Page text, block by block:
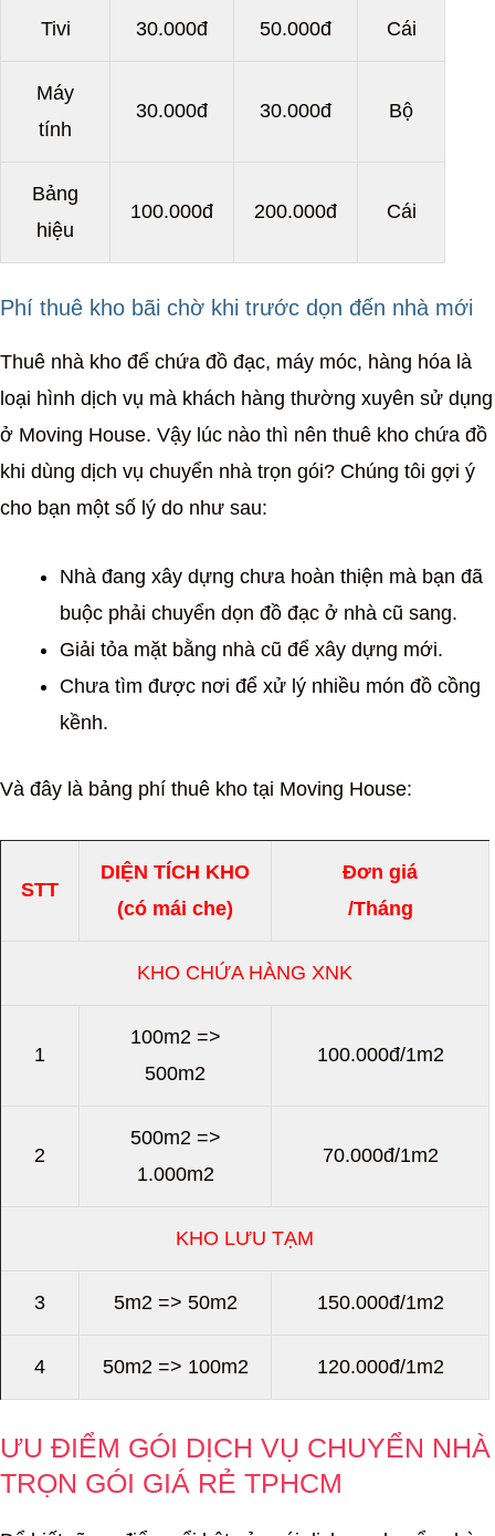
Tivi 30.000đ 50.000đ Cái
Máy
tính
30.000đ 30.000đ Bộ
Bảng
hiệu
100.000đ 200.000đ Cái
Phí thuê kho bãi chờ khi trước dọn đến nhà mới
Thuê nhà kho để chứa đồ đạc, máy móc, hàng hóa là
loại hình dịch vụ mà khách hàng thường xuyên sử dụng
ở Moving House. Vậy lúc nào thì nên thuê kho chứa đồ
khi dùng dịch vụ chuyển nhà trọn gói? Chúng tôi gợi ý
cho bạn một số lý do như sau:
Nhà đang xây dựng chưa hoàn thiện mà bạn đã
buộc phải chuyển dọn đồ đạc ở nhà cũ sang.
Giải tỏa mặt bằng nhà cũ để xây dựng mới.
Chưa tìm được nơi để xử lý nhiều món đồ cồng
kềnh.
Và đây là bảng phí thuê kho tại Moving House:
STT
DIỆN TÍCH KHO
(có mái che)
Đơn giá
/Tháng
KHO CHỨA HÀNG XNK
1
100m2 =>
500m2
100.000đ/1m2
2
500m2 =>
1.000m2
70.000đ/1m2
KHO LƯU TẠM
3 5m2 => 50m2 150.000đ/1m2
4 50m2 => 100m2 120.000đ/1m2
ƯU ĐIỂM GÓI DỊCH VỤ CHUYỂN NHÀ
TRỌN GÓI GIÁ RẺ TPHCM